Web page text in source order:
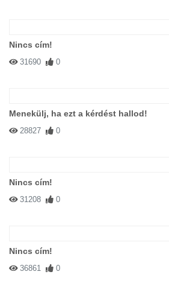
Nincs cím!
31690 0
Menekülj, ha ezt a kérdést hallod!
28827 0
Nincs cím!
31208 0
Nincs cím!
36861 0